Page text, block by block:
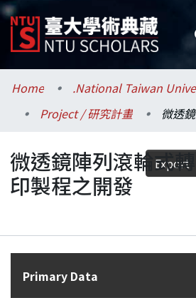
Communities & Collections
Research Outputs
Fundings & Projects
Researchers
Statistics
Home
Project / 研究計畫
Export
微透鏡陣列滾輪式轉
印製程之開發
Details
Primary Data